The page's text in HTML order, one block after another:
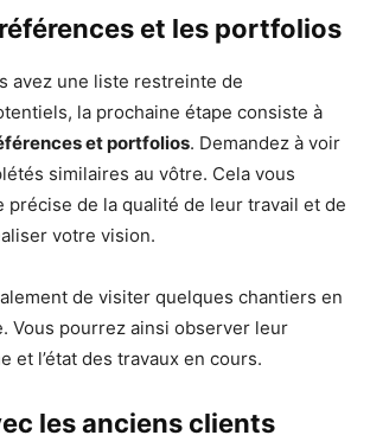
et les portfolios
avez une liste restreinte de
la prochaine étape consiste à
et portfolios. Demandez à voir
similaires au vôtre. Cela vous
précise de la qualité de leur travail et de
votre vision.
de visiter quelques chantiers en
Vous pourrez ainsi observer leur
et l’état des travaux en cours.
les anciens clients